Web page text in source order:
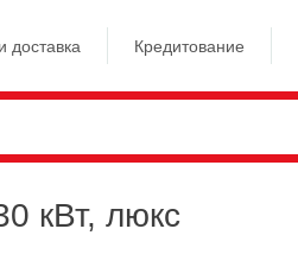
доставка Кредитование
кВт, люкс